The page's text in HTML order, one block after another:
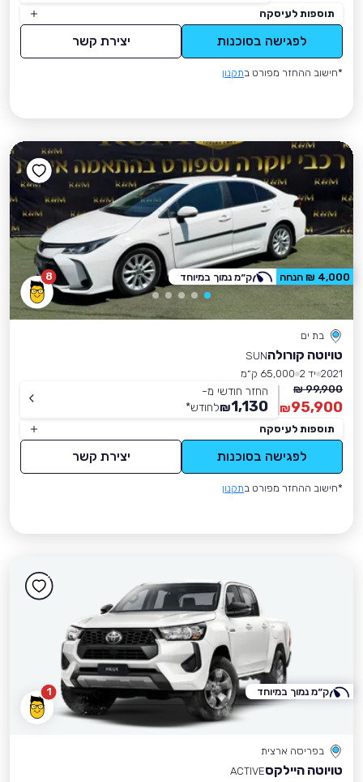
תוספות לעיסקה
לפגישה בסוכנות יצירת קשר
*חישוב ההחזר מפורט בתקנון
8
בת ים
טויוטה קורולהSUN
2021 יד 2
65,000 ק״מ
99,900 ₪
95,900
₪
החזר חודשי מ-
1,130
₪לחודש*
תוספות לעיסקה
לפגישה בסוכנות יצירת קשר
*חישוב ההחזר מפורט בתקנון
4,000 ₪ הנחה ק״מ נמוך במיוחד
1
בפריסה ארצית
טויוטה היילקסACTIVE
ק״מ נמוך במיוחד